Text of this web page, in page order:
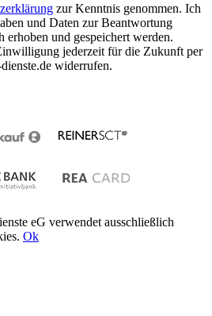
zur Kenntnis genommen. Ich
und Daten zur Beantwortung
erhoben und gespeichert werden.
jederzeit für die Zukunft per
widerrufen.
eG verwendet ausschließlich
Ok